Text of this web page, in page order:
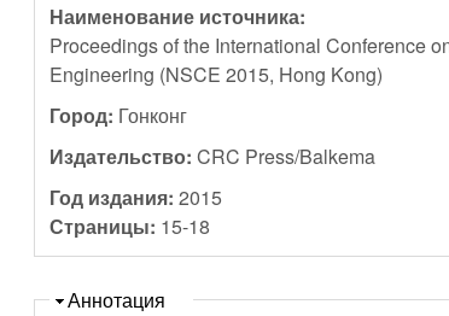
Наименование источника:
Proceedings of the International Conference
Engineering (NSCE 2015, Hong Kong)
Город: Гонконг
Издательство:CRC Press/Balkema
Год издания:2015
Страницы: 15-18
Скрыть
Аннотация